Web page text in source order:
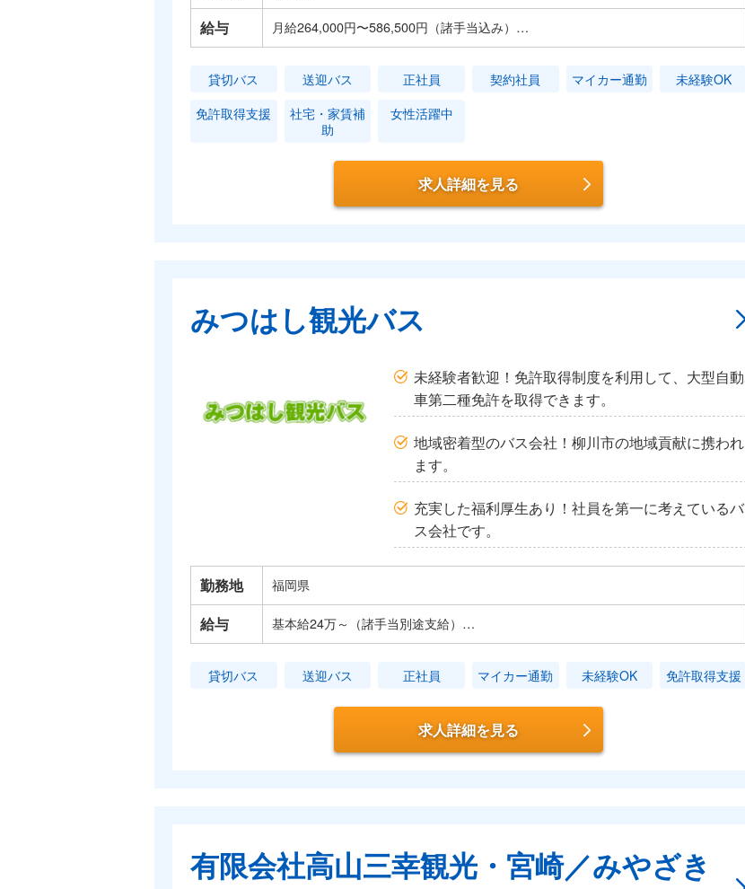
給与 月給264,000円〜586,500円（諸手当込み）…
貸切バス 送迎バス 正社員 契約社員 マイカー通勤
未経験OK
免許取得支援
社宅・家賃補
助
女性活躍中
求人詳細を見る
みつはし観光バス
未経験者歓迎！免許取得制度を利用して、大型自動
車第二種免許を取得できます。
地域密着型のバス会社！柳川市の地域貢献に携われ
ます。
充実した福利厚生あり！社員を第一に考えているバ
ス会社です。
勤務地 福岡県
給与 基本給24万～（諸手当別途支給）…
貸切バス 送迎バス 正社員 マイカー通勤 未経験OK 免許取得支援
求人詳細を見る
有限会社高山三幸観光・宮崎／みやざき